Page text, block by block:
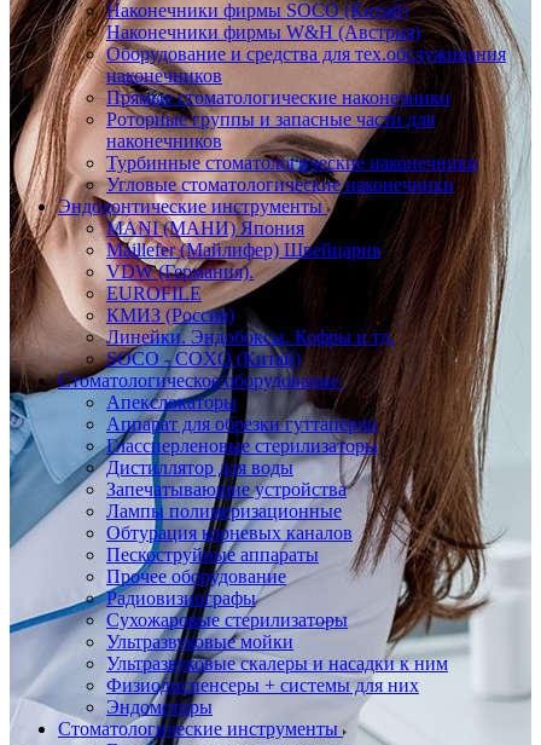
Наконечники фирмы SOCO (Китай)
Наконечники фирмы W&H (Австрия)
Оборудование и средства для тех.обслуживания
наконечников
Прямые стоматологические наконечники
Роторные группы и запасные части для
наконечников
Турбинные стоматологические наконечники
Угловые стоматологические наконечники
Эндодонтические инструменты
MANI (МАНИ) Япония
Maillefer (Майлифер) Швейцария
VDW (Германия).
EUROFILE
КМИЗ (Россия)
Линейки. Эндобоксы. Кофры и тд.
SOCO - COXO (Китай)
Стоматологическое оборудование
Апекслокаторы
Аппарат для обрезки гуттаперчи
Глассперленовые стерилизаторы
Дистиллятор для воды
Запечатывающие устройства
Лампы полимеризационные
Обтурация корневых каналов
Пескоструйные аппараты
Прочее оборудование
Радиовизиографы
Сухожаровые стерилизаторы
Ультразвуковые мойки
Ультразвуковые скалеры и насадки к ним
Физиодиспенсеры + системы для них
Эндомоторы
Стоматологические инструменты